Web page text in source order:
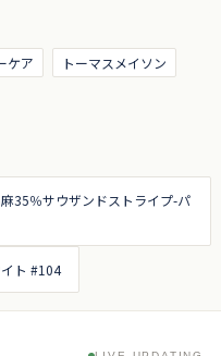
ケア
トーマスメイソン
35％サウザンドストライプ-パ
ト #104